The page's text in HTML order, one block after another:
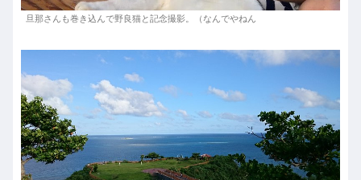
旦那さんも巻き込んで野良猫と記念撮影。（なんでやねん